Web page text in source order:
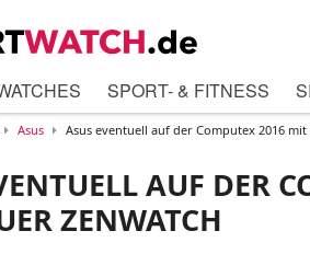
SPORT- & FITNESS
Asus Asus eventuell auf der Computex 2016 mit
AUF DER
ZENWATCH